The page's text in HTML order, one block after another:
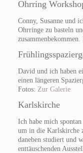
Ohrring
Conny, Susanne und
Ohrringe zu basteln
David und ich haben
einen längeren
Fotos: Zur Galerie
Karlskirche
Ich habe mich
um in die Karlskirche
daneben studiert und
enttäuschenden